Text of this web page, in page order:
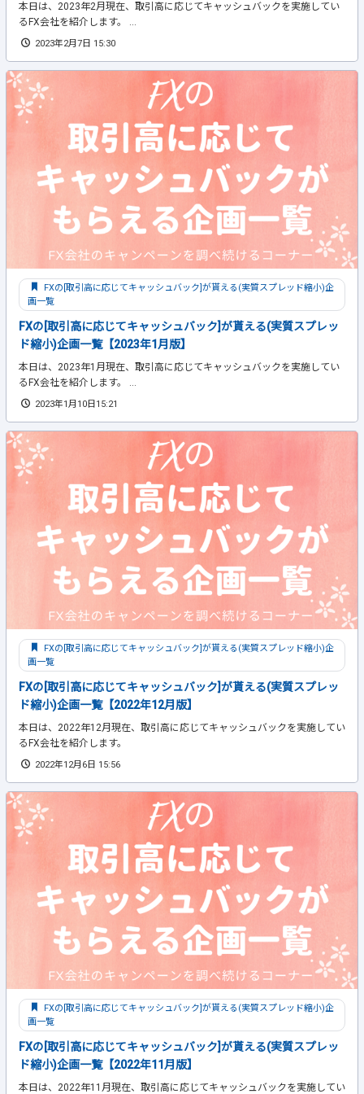
本日は、2023年2月現在、取引高に応じてキャッシュバックを実施してい
るFX会社を紹介します。 ...
2023年2月7日 15:30
FXの[取引高に応じてキャッシュバック]が貰える(実質スプレッド縮小)企
画一覧
FXの[取引高に応じてキャッシュバック]が貰える(実質スプレッ
ド縮小)企画一覧【2023年1月版】
本日は、2023年1月現在、取引高に応じてキャッシュバックを実施してい
るFX会社を紹介します。 ...
2023年1月10日15:21
FXの[取引高に応じてキャッシュバック]が貰える(実質スプレッド縮小)企
画一覧
FXの[取引高に応じてキャッシュバック]が貰える(実質スプレッ
ド縮小)企画一覧【2022年12月版】
本日は、2022年12月現在、取引高に応じてキャッシュバックを実施してい
るFX会社を紹介します。
2022年12月6日 15:56
FXの[取引高に応じてキャッシュバック]が貰える(実質スプレッド縮小)企
画一覧
FXの[取引高に応じてキャッシュバック]が貰える(実質スプレッ
ド縮小)企画一覧【2022年11月版】
本日は、2022年11月現在、取引高に応じてキャッシュバックを実施してい